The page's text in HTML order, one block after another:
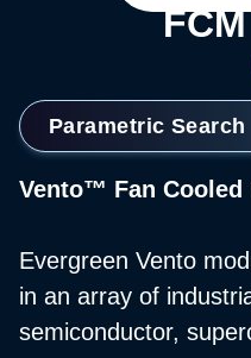
Parametric Search
Vento™ Fan Cooled
Evergreen Vento
in an array of
semiconductor,